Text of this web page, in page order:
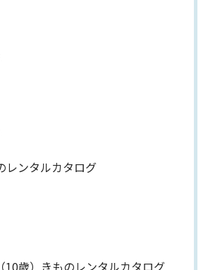
レンタルカタログ
10歳）きものレンタルカタログ